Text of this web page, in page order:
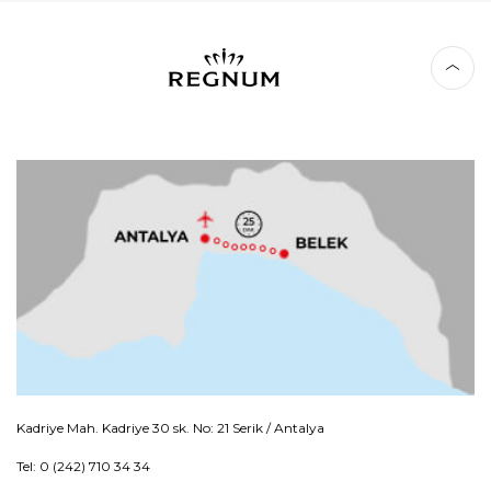
Kadriye Mah. Kadriye 30 sk. No: 21 Serik / Antalya
Tel: 0 (242) 710 34 34